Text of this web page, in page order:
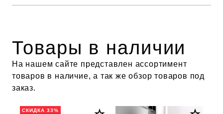
Товары в наличии
На нашем сайте представлен ассортимент
товаров в наличие, а так же обзор товаров под
заказ.
СКИДКА 33%